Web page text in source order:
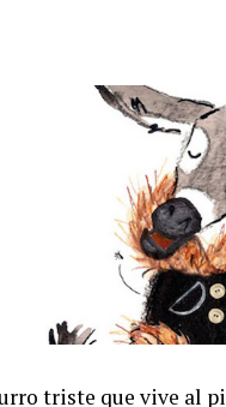
triste que vive al